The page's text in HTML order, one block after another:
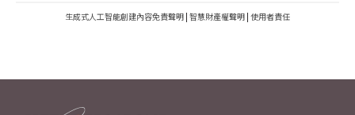
生成式人工智能創建內容免責聲明 | 智慧財產權聲明 | 使用者責任